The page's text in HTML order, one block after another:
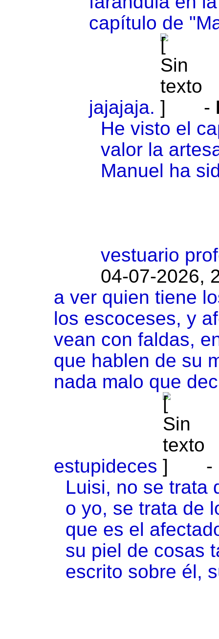
capítulo de
jajajaja. -
He visto el
valor la
Manuel ha
vestuario
04-07-2026,
a ver quien tiene
los escoceses, y
vean con faldas,
que hablen de su
nada malo que
estupideces -
Luisi, no se trata
o yo, se trata de
que es el
su piel de cosas
escrito sobre él,